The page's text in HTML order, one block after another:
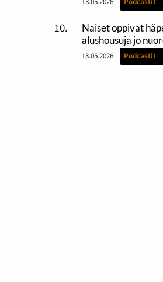
Naiset oppivat
alushousuja jo
13.05.2026 Podcastit